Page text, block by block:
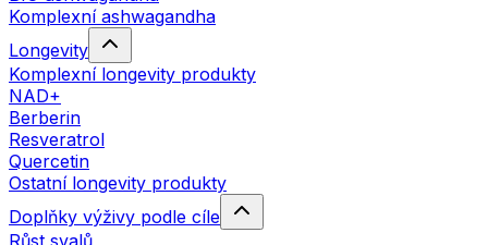
Komplexní ashwagandha
Longevity
Komplexní longevity produkty
NAD+
Berberin
Resveratrol
Quercetin
Ostatní longevity produkty
Doplňky výživy podle cíle
Růst svalů